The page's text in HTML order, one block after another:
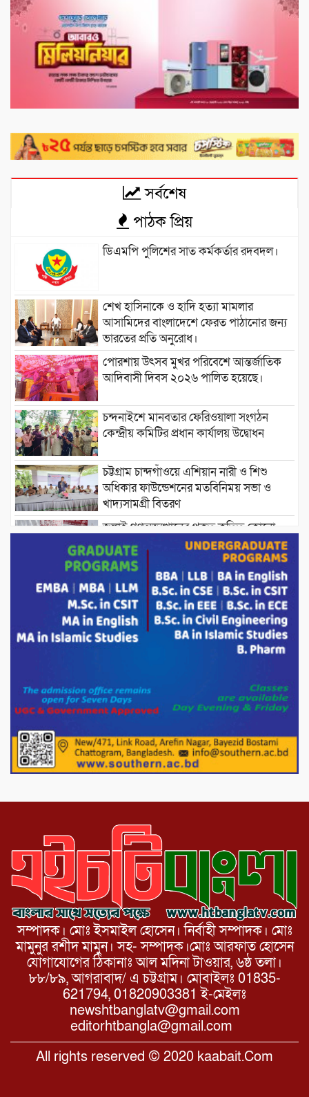
সর্বশেষ
পাঠক প্রিয়
ডিএমপি পুলিশের সাত কর্মকর্তার রদবদল।
শেখ হাসিনাকে ও হাদি হত্যা মামলার
আসামিদের বাংলাদেশে ফেরত পাঠানোর জন্য
ভারতের প্রতি অনুরোধ।
পোরশায় উৎসব মুখর পরিবেশে আন্তর্জাতিক
আদিবাসী দিবস ২০২৬ পালিত হয়েছে।
চন্দনাইশে মানবতার ফেরিওয়ালা সংগঠন
কেন্দ্রীয় কমিটির প্রধান কার্যালয় উদ্বোধন
চট্টগ্রাম চান্দগাঁওয়ে এশিয়ান নারী ও শিশু
অধিকার ফাউন্ডেশনের মতবিনিময় সভা ও
খাদ্যসামগ্রী বিতরণ
জুলাই গণঅভ্যুত্থানের প্রকৃত কৃতিত্ব কোনো
একক ব্যক্তি বা গোষ্ঠীর নয়; বরং এই কৃতিত্ব
দেশের জনগণের : তথ্য ও সম্প্রচারমন্ত্রী
পোরশার পুরইল সরকারি প্রাথমিক বিদ্যালয়ে
সংসদ সদস্য মোস্তাফিজুর রহমান কে সংবর্ধনা।
পাটগ্রামে ১০০ পিস ইয়াবাসহ দুই মাদক
ড্যাবের ৩৭তম প্রতিষ্ঠাবার্ষিকীতে প্রধানমন্ত্রী
তারেক রহমান।
চন্দনাইশের হাশিমপুর ৪ নং ওয়ার্ডে ৫’শতাধিক
হতদরিদ্র পরিবারের মাঝে খাদ্যসামগ্রী বিতরণ
সম্পাদক। মোঃ ইসমাইল হোসেন। নির্বাহী সম্পাদক। মোঃ
মামুনুর রশীদ মামুন। সহ- সম্পাদক।মোঃ আরফাত হোসেন
যোগাযোগের ঠিকানাঃ আল মদিনা টাওয়ার, ৬ষ্ঠ তলা।
৮৮/৮৯, আগরাবাদ/ এ চট্টগ্রাম। মোবাইলঃ 01835-
621794, 01820903381 ই-মেইলঃ
newshtbanglatv@gmail.com
editorhtbangla@gmail.com
All rights reserved © 2020 kaabait.Com